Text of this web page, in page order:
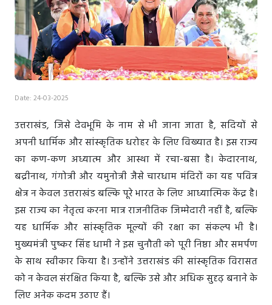
Date: 24-03-2025
उत्तराखंड, जिसे देवभूमि के नाम से भी जाना जाता है, सदियों से
अपनी धार्मिक और सांस्कृतिक धरोहर के लिए विख्यात है। इस राज्य
का कण-कण अध्यात्म और आस्था में रचा-बसा है। केदारनाथ,
बद्रीनाथ, गंगोत्री और यमुनोत्री जैसे चारधाम मंदिरों का यह पवित्र
क्षेत्र न केवल उत्तराखंड बल्कि पूरे भारत के लिए आध्यात्मिक केंद्र है।
इस राज्य का नेतृत्व करना मात्र राजनीतिक जिम्मेदारी नहीं है, बल्कि
यह धार्मिक और सांस्कृतिक मूल्यों की रक्षा का संकल्प भी है।
मुख्यमंत्री पुष्कर सिंह धामी ने इस चुनौती को पूरी निष्ठा और समर्पण
के साथ स्वीकार किया है। उन्होंने उत्तराखंड की सांस्कृतिक विरासत
को न केवल संरक्षित किया है, बल्कि उसे और अधिक सुदृढ़ बनाने के
लिए अनेक कदम उठाए हैं।